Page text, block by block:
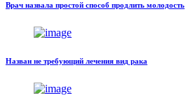
Врач назвала простой способ продлить молодость
Назван не требующий лечения вид рака